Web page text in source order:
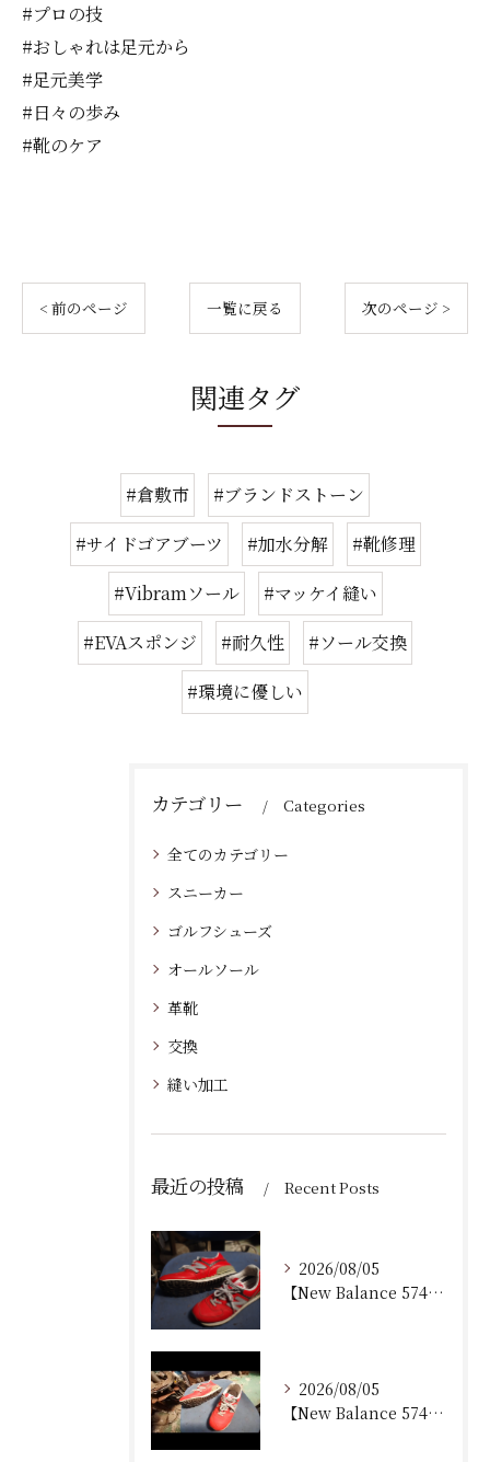
#プロの技
#おしゃれは足元から
#足元美学
#日々の歩み
#靴のケア
< 前のページ 一覧に戻る 次のページ >
関連タグ
#倉敷市
#ブランドストーン
#サイドゴアブーツ
#加水分解
#靴修理
#Vibramソール
#マッケイ縫い
#EVAスポンジ
#耐久性
#ソール交換
#環境に優しい
カテゴリー Categories
全てのカテゴリー
スニーカー
ゴルフシューズ
オールソール
革靴
交換
縫い加工
最近の投稿 Recent Posts
2026/08/05
【New Balance 574 修理｜加水分解したウェッジ...
2026/08/05
【New Balance 574 修理｜ウェッジヒール加水分...